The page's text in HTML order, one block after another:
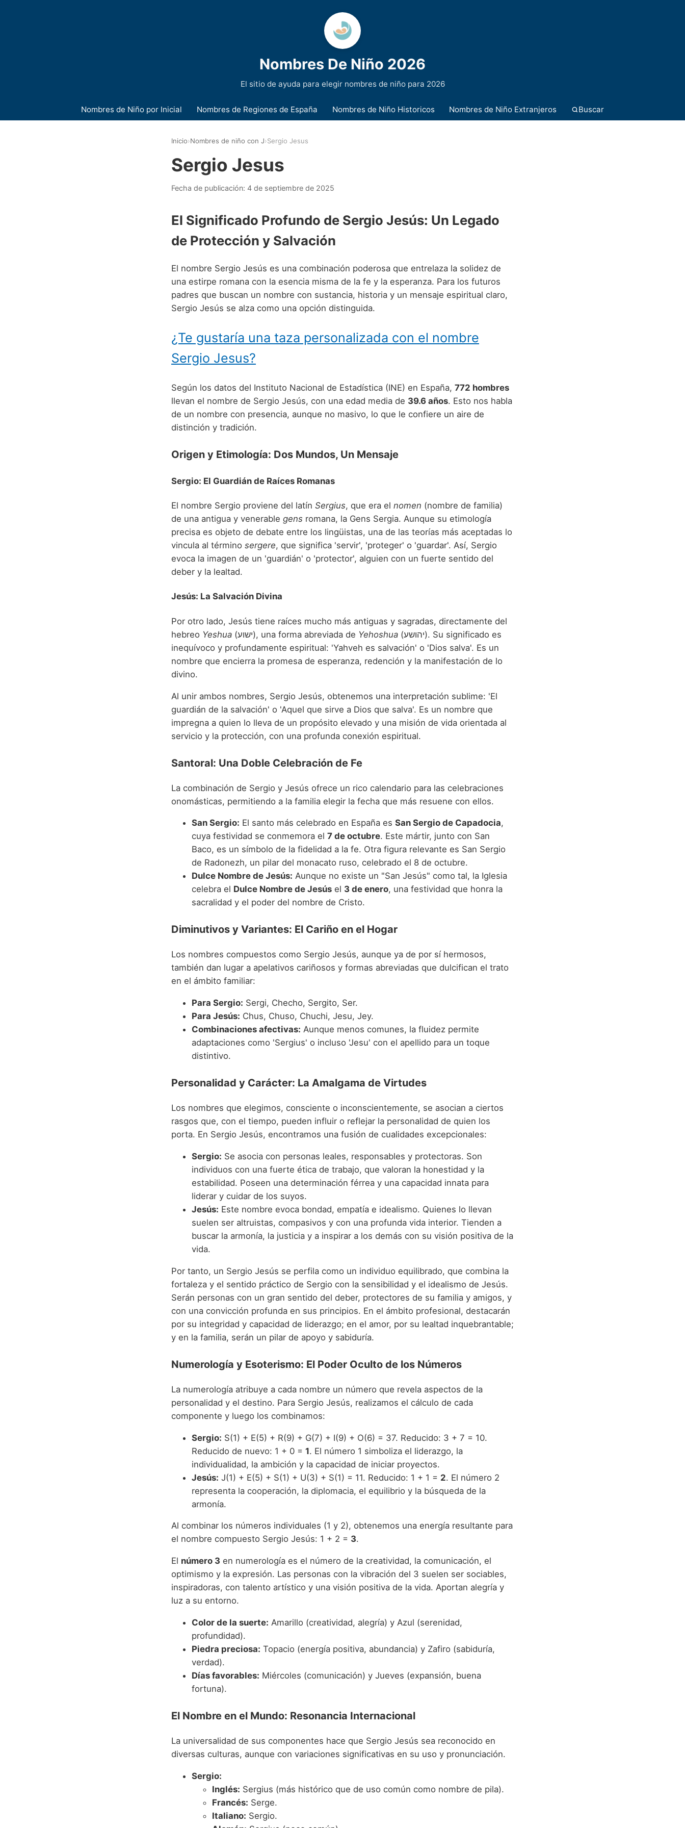
Nombres De Niño 2026
El sitio de ayuda para elegir nombres de niño para 2026
Nombres de Niño por Inicial Nombres de Regiones de España Nombres de Niño Historicos Nombres de Niño Extranjeros Buscar
Inicio›Nombres de niño con J›Sergio Jesus
Sergio Jesus
Fecha de publicación: 4 de septiembre de 2025
El Significado Profundo de Sergio Jesús: Un Legado
de Protección y Salvación
El nombre Sergio Jesús es una combinación poderosa que entrelaza la solidez de
una estirpe romana con la esencia misma de la fe y la esperanza. Para los futuros
padres que buscan un nombre con sustancia, historia y un mensaje espiritual claro,
Sergio Jesús se alza como una opción distinguida.
¿Te gustaría una taza personalizada con el nombre
Sergio Jesus?
Según los datos del Instituto Nacional de Estadística (INE) en España, 772 hombres
llevan el nombre de Sergio Jesús, con una edad media de 39.6 años. Esto nos habla
de un nombre con presencia, aunque no masivo, lo que le confiere un aire de
distinción y tradición.
Origen y Etimología: Dos Mundos, Un Mensaje
Sergio: El Guardián de Raíces Romanas
El nombre Sergio proviene del latín Sergius, que era el nomen (nombre de familia)
de una antigua y venerable gens romana, la Gens Sergia. Aunque su etimología
precisa es objeto de debate entre los lingüistas, una de las teorías más aceptadas lo
vincula al término sergere, que significa 'servir', 'proteger' o 'guardar'. Así, Sergio
evoca la imagen de un 'guardián' o 'protector', alguien con un fuerte sentido del
deber y la lealtad.
Jesús: La Salvación Divina
Por otro lado, Jesús tiene raíces mucho más antiguas y sagradas, directamente del
hebreo Yeshua (ישוע), una forma abreviada de Yehoshua (יהושע). Su significado es
inequívoco y profundamente espiritual: 'Yahveh es salvación' o 'Dios salva'. Es un
nombre que encierra la promesa de esperanza, redención y la manifestación de lo
divino.
Al unir ambos nombres, Sergio Jesús, obtenemos una interpretación sublime: 'El
guardián de la salvación' o 'Aquel que sirve a Dios que salva'. Es un nombre que
impregna a quien lo lleva de un propósito elevado y una misión de vida orientada al
servicio y la protección, con una profunda conexión espiritual.
Santoral: Una Doble Celebración de Fe
La combinación de Sergio y Jesús ofrece un rico calendario para las celebraciones
onomásticas, permitiendo a la familia elegir la fecha que más resuene con ellos.
San Sergio: El santo más celebrado en España es San Sergio de Capadocia,
cuya festividad se conmemora el 7 de octubre. Este mártir, junto con San
Baco, es un símbolo de la fidelidad a la fe. Otra figura relevante es San Sergio
de Radonezh, un pilar del monacato ruso, celebrado el 8 de octubre.
Dulce Nombre de Jesús: Aunque no existe un "San Jesús" como tal, la Iglesia
celebra el Dulce Nombre de Jesús el 3 de enero, una festividad que honra la
sacralidad y el poder del nombre de Cristo.
Diminutivos y Variantes: El Cariño en el Hogar
Los nombres compuestos como Sergio Jesús, aunque ya de por sí hermosos,
también dan lugar a apelativos cariñosos y formas abreviadas que dulcifican el trato
en el ámbito familiar:
Para Sergio: Sergi, Checho, Sergito, Ser.
Para Jesús: Chus, Chuso, Chuchi, Jesu, Jey.
Combinaciones afectivas: Aunque menos comunes, la fluidez permite
adaptaciones como 'Sergius' o incluso 'Jesu' con el apellido para un toque
distintivo.
Personalidad y Carácter: La Amalgama de Virtudes
Los nombres que elegimos, consciente o inconscientemente, se asocian a ciertos
rasgos que, con el tiempo, pueden influir o reflejar la personalidad de quien los
porta. En Sergio Jesús, encontramos una fusión de cualidades excepcionales:
Sergio: Se asocia con personas leales, responsables y protectoras. Son
individuos con una fuerte ética de trabajo, que valoran la honestidad y la
estabilidad. Poseen una determinación férrea y una capacidad innata para
liderar y cuidar de los suyos.
Jesús: Este nombre evoca bondad, empatía e idealismo. Quienes lo llevan
suelen ser altruistas, compasivos y con una profunda vida interior. Tienden a
buscar la armonía, la justicia y a inspirar a los demás con su visión positiva de la
vida.
Por tanto, un Sergio Jesús se perfila como un individuo equilibrado, que combina la
fortaleza y el sentido práctico de Sergio con la sensibilidad y el idealismo de Jesús.
Serán personas con un gran sentido del deber, protectores de su familia y amigos, y
con una convicción profunda en sus principios. En el ámbito profesional, destacarán
por su integridad y capacidad de liderazgo; en el amor, por su lealtad inquebrantable;
y en la familia, serán un pilar de apoyo y sabiduría.
Numerología y Esoterismo: El Poder Oculto de los Números
La numerología atribuye a cada nombre un número que revela aspectos de la
personalidad y el destino. Para Sergio Jesús, realizamos el cálculo de cada
componente y luego los combinamos:
Sergio: S(1) + E(5) + R(9) + G(7) + I(9) + O(6) = 37. Reducido: 3 + 7 = 10.
Reducido de nuevo: 1 + 0 = 1. El número 1 simboliza el liderazgo, la
individualidad, la ambición y la capacidad de iniciar proyectos.
Jesús: J(1) + E(5) + S(1) + U(3) + S(1) = 11. Reducido: 1 + 1 = 2. El número 2
representa la cooperación, la diplomacia, el equilibrio y la búsqueda de la
armonía.
Al combinar los números individuales (1 y 2), obtenemos una energía resultante para
el nombre compuesto Sergio Jesús: 1 + 2 = 3.
El número 3 en numerología es el número de la creatividad, la comunicación, el
optimismo y la expresión. Las personas con la vibración del 3 suelen ser sociables,
inspiradoras, con talento artístico y una visión positiva de la vida. Aportan alegría y
luz a su entorno.
Color de la suerte: Amarillo (creatividad, alegría) y Azul (serenidad,
profundidad).
Piedra preciosa: Topacio (energía positiva, abundancia) y Zafiro (sabiduría,
verdad).
Días favorables: Miércoles (comunicación) y Jueves (expansión, buena
fortuna).
El Nombre en el Mundo: Resonancia Internacional
La universalidad de sus componentes hace que Sergio Jesús sea reconocido en
diversas culturas, aunque con variaciones significativas en su uso y pronunciación.
Sergio:
Inglés: Sergius (más histórico que de uso común como nombre de pila).
Francés: Serge.
Italiano: Sergio.